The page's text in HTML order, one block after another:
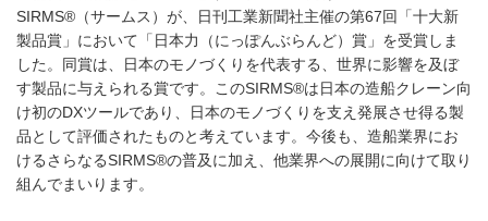
SIRMS®（サームス）が、日刊工業新聞社主催の第67回「十大新
製品賞」において「日本力（にっぽんぶらんど）賞」を受賞しま
した。同賞は、日本のモノづくりを代表する、世界に影響を及ぼ
す製品に与えられる賞です。このSIRMS®は日本の造船クレーン向
け初のDXツールであり、日本のモノづくりを支え発展させ得る製
品として評価されたものと考えています。今後も、造船業界にお
けるさらなるSIRMS®の普及に加え、他業界への展開に向けて取り
組んでまいります。